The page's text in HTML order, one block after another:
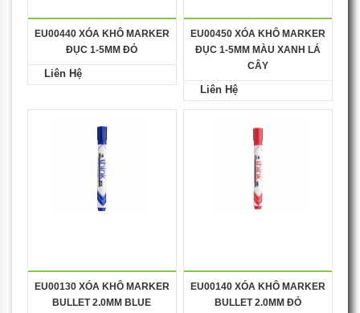
EU00440 XÓA KHÔ MARKER
ĐỤC 1-5MM ĐỎ
Liên Hệ
EU00450 XÓA KHÔ MARKER
ĐỤC 1-5MM MÀU XANH LÁ
CÂY
Liên Hệ
EU00130 XÓA KHÔ MARKER
BULLET 2.0MM BLUE
EU00140 XÓA KHÔ MARKER
BULLET 2.0MM ĐỎ